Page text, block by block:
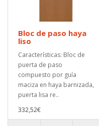
Bloc de paso haya
liso
Características: Bloc de
puerta de paso
compuesto por guía
maciza en haya barnizada,
puerta lisa re..
332,52€